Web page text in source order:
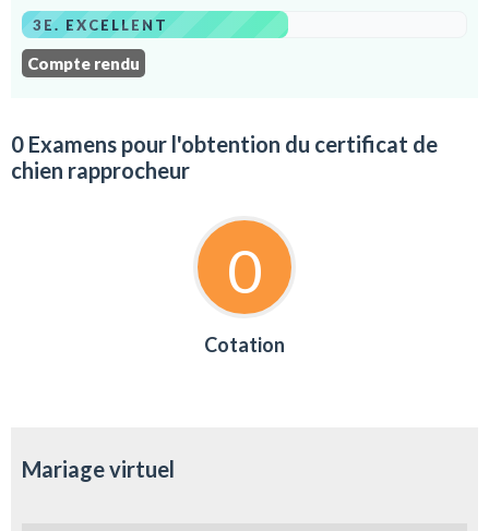
3E. EXCELLENT
Compte rendu
0 Examens pour l'obtention du certificat de
chien rapprocheur
0
Cotation
Mariage virtuel